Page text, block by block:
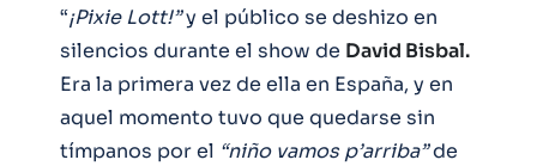
“¡Pixie Lott!”y el público se deshizo en
silencios durante el show de David Bisbal.
Era la primera vez de ella en España, y en
aquel momento tuvo que quedarse sin
tímpanos por el “niño vamos p’arriba”de